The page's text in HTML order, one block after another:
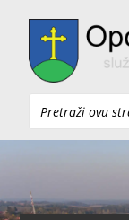
Pretraži